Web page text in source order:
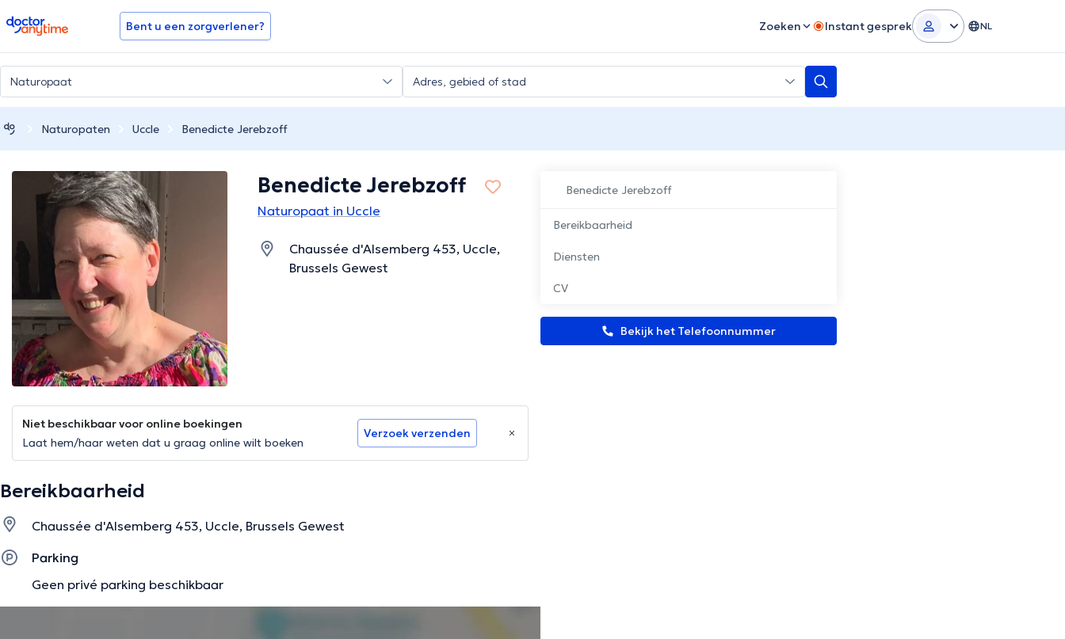
doctoranytime Bent u een zorgverlener? Zoeken Instant gesprek NL
Naturopaten Uccle Benedicte Jerebzoff
Benedicte Jerebzoff
Bereikbaarheid
Diensten
CV
Bekijk het Telefoonnummer
Benedicte Jerebzoff
Naturopaat in Uccle
Chaussée d'Alsemberg 453, Uccle,
Brussels Gewest
Niet beschikbaar voor online boekingen
Laat hem/haar weten dat u graag online wilt boeken
Verzoek verzenden
Bereikbaarheid
Chaussée d'Alsemberg 453, Uccle, Brussels Gewest
Parking
Geen privé parking beschikbaar